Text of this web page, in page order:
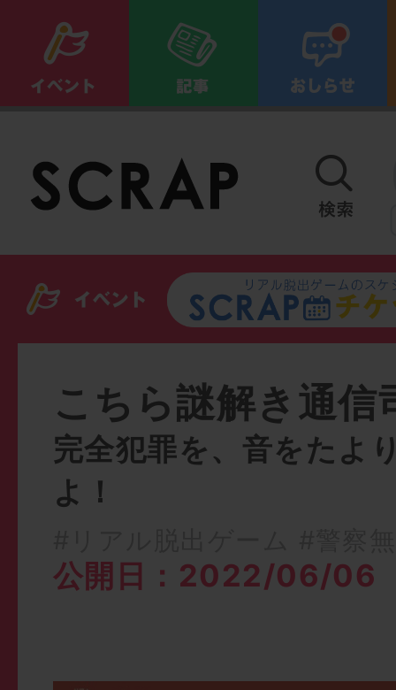
こちら謎解き通信
完全犯罪を、音をたよ
よ！
公開日：2022/06/06